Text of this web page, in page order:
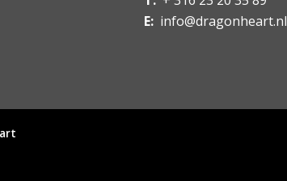
E: info@dragonheart.nl